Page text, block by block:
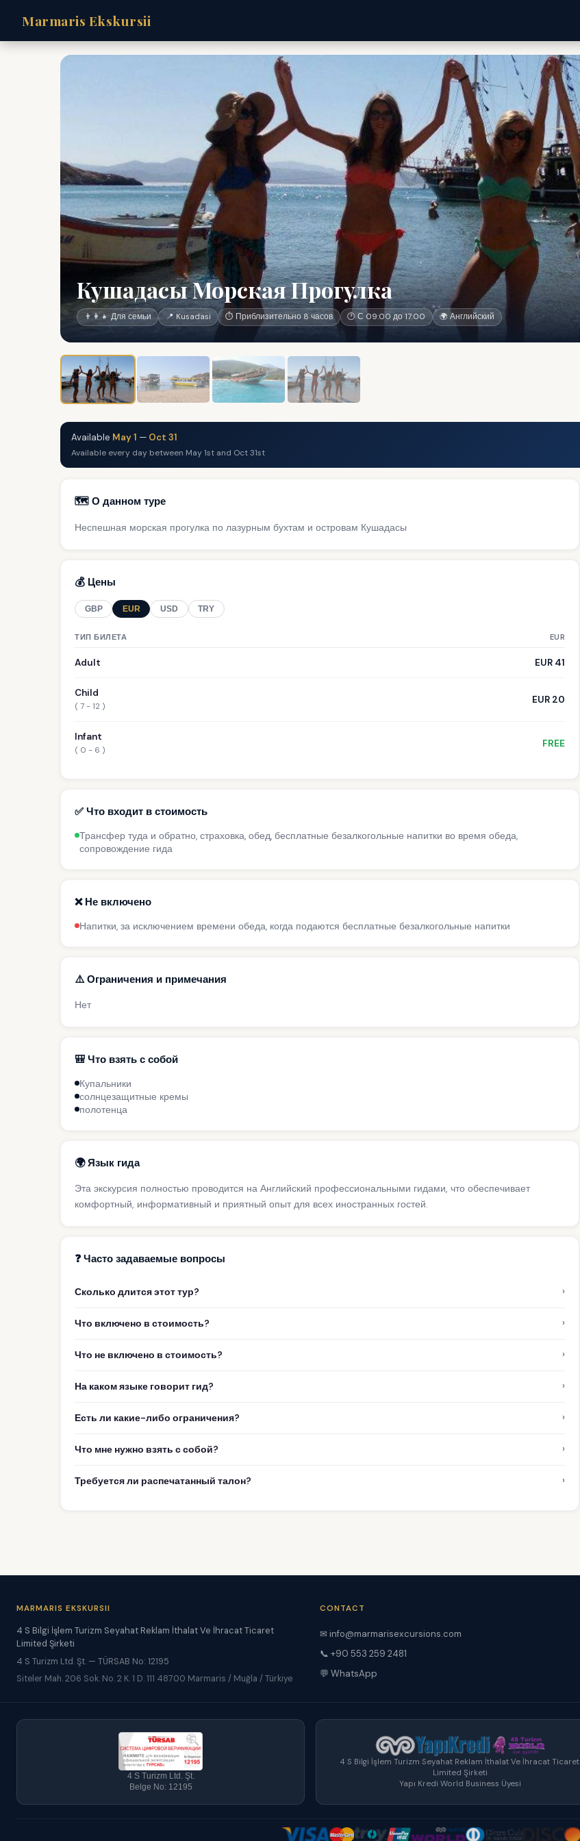
Marmaris Ekskursii
Кушадасы Морская Прогулка
👨‍👩‍👧 Для семьи 📍 Kusadasi ⏱ Приблизительно 8 часов 🕐 С 09:00 до 17:00 🌍 Английский
Available May 1 — Oct 31
Available every day between May 1st and Oct 31st
🗺️ О данном туре
Неспешная морская прогулка по лазурным бухтам и островам Кушадасы
💰 Цены
GBP EUR USD TRY
ТИП БИЛЕТА EUR
Adult EUR 41
Child
( 7 - 12 )
EUR 20
Infant
( 0 - 6 )
FREE
✅ Что входит в стоимость
Трансфер туда и обратно, страховка, обед, бесплатные безалкогольные напитки во время обеда,
сопровождение гида
❌ Не включено
Напитки, за исключением времени обеда, когда подаются бесплатные безалкогольные напитки
⚠️ Ограничения и примечания
Нет
🎒 Что взять с собой
Купальники
солнцезащитные кремы
полотенца
🌍 Язык гида
Эта экскурсия полностью проводится на Английский профессиональными гидами, что обеспечивает
комфортный, информативный и приятный опыт для всех иностранных гостей.
❓ Часто задаваемые вопросы
Сколько длится этот тур? ›
Что включено в стоимость? ›
Что не включено в стоимость? ›
На каком языке говорит гид? ›
Есть ли какие-либо ограничения? ›
Что мне нужно взять с собой? ›
Требуется ли распечатанный талон? ›
MARMARIS EKSKURSII
4 S Bilgi İşlem Turizm Seyahat Reklam İthalat Ve İhracat Ticaret
Limited Şirketi
4 S Turizm Ltd. Şt. — TÜRSAB No: 12195
Siteler Mah. 206 Sok. No. 2 K. 1 D. 111 48700 Marmaris / Muğla / Türkiye
CONTACT
✉ info@marmarisexcursions.com
📞 +90 553 259 2481
💬 WhatsApp
4 S Turizm Ltd. Şt.
Belge No: 12195
4 S Bilgi İşlem Turizm Seyahat Reklam İthalat Ve İhracat Ticaret
Limited Şirketi
Yapı Kredi World Business Üyesi